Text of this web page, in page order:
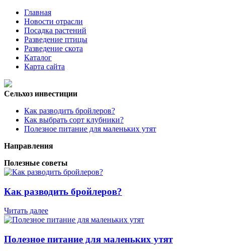
Главная
Новости отрасли
Посадка растений
Разведение птицы
Разведение скота
Каталог
Карта сайта
Сельхоз инвестиции
Как разводить бройлеров?
Как выбрать сорт клубники?
Полезное питание для маленьких утят
Направления
Полезные советы
Как разводить бройлеров?
Читать далее
Полезное питание для маленьких утят